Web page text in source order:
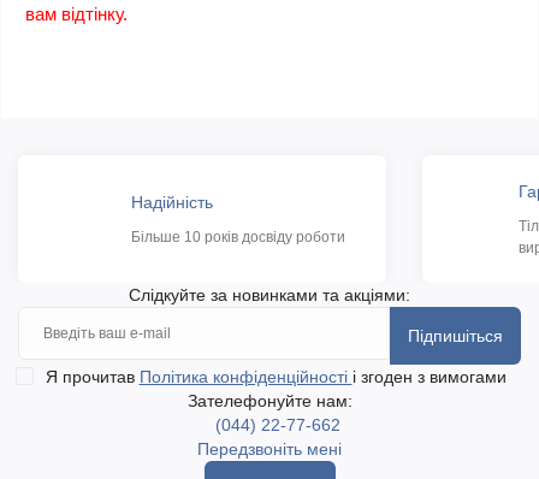
вам відтінку.
Надійність
Більше 10 років досвіду роботи
Слідкуйте за новинками та акціями:
Підпишіться
Я прочитав Політика конфіденційності і згоден з вимогами
Зателефонуйте нам:
(044) 22-77-662
Передзвоніть мені